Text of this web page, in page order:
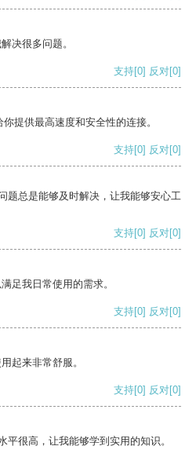
决很多问题。
支持[0] 反对[0]
提供最高速度和安全性的连接。
支持[0] 反对[0]
题总是能够及时解决，让我能够安心工
支持[0] 反对[0]
足我日常使用的需求。
支持[0] 反对[0]
起来非常舒服。
支持[0] 反对[0]
平很高，让我能够学到实用的知识。